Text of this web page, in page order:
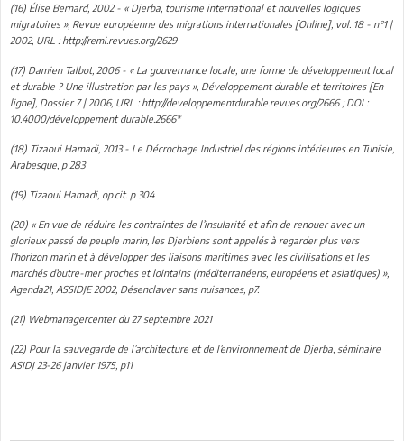
(16) Élise Bernard, 2002 - « Djerba, tourisme international et nouvelles logiques
migratoires », Revue européenne des migrations internationales [Online], vol. 18 - n°1 |
2002, URL : http://remi.revues.org/2629
(17) Damien Talbot, 2006 - « La gouvernance locale, une forme de développement local
et durable ? Une illustration par les pays », Développement durable et territoires [En
ligne], Dossier 7 | 2006, URL : http://developpementdurable.revues.org/2666 ; DOI :
10.4000/développement durable.2666*
(18) Tizaoui Hamadi, 2013 - Le Décrochage Industriel des régions intérieures en Tunisie,
Arabesque, p 283
(19) Tizaoui Hamadi, op.cit. p 304
(20) « En vue de réduire les contraintes de l’insularité et afin de renouer avec un
glorieux passé de peuple marin, les Djerbiens sont appelés à regarder plus vers
l’horizon marin et à développer des liaisons maritimes avec les civilisations et les
marchés d’outre-mer proches et lointains (méditerranéens, européens et asiatiques) »,
Agenda21, ASSIDJE 2002, Désenclaver sans nuisances, p7.
(21) Webmanagercenter du 27 septembre 2021
(22) Pour la sauvegarde de l’architecture et de l’environnement de Djerba, séminaire
ASIDJ 23-26 janvier 1975, p11